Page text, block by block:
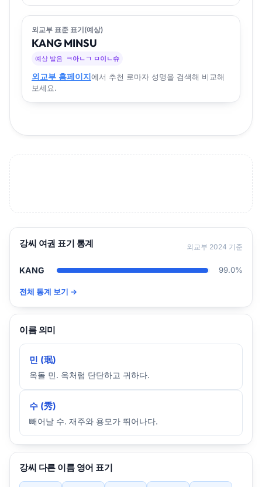
외교부 표준 표기(예상)
KANGMINSU
예상 발음 ㅋ아ㄴㄱ ㅁ이ㄴ슈
외교부 홈페이지에서 추천 로마자 성명을 검색해 비교해
보세요.
강씨 여권 표기 통계 외교부 2024 기준
KANG 99.0%
전체 통계 보기 →
이름 의미
민 (珉)
옥돌 민. 옥처럼 단단하고 귀하다.
수 (秀)
빼어날 수. 재주와 용모가 뛰어나다.
강씨 다른 이름 영어 표기